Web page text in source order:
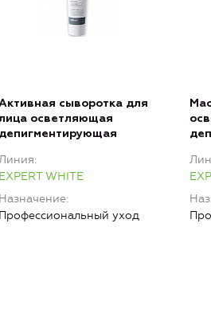
сыворотка для
осветляющая
депигментирующая
EXPERT WHITE
Назначение
Профессиональный уход